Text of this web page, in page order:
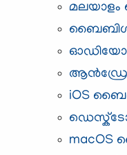
iOS